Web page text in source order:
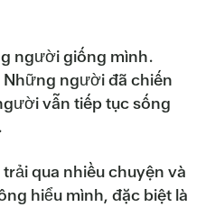
người giống mình.
người đã chiến
vẫn tiếp tục sống
qua nhiều chuyện và
hiểu mình, đặc biệt là